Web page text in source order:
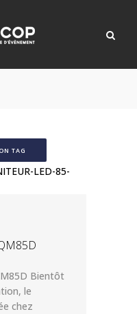
TAG
Bientôt
le
chez